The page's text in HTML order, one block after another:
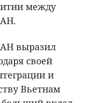
между
выразил
своей
и
Вьетнам